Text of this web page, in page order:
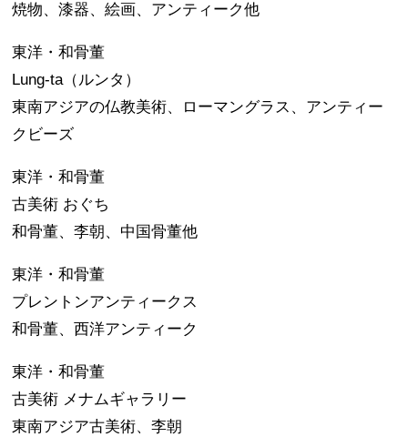
焼物、漆器、絵画、アンティーク他
東洋・和骨董
Lung-ta（ルンタ）
東南アジアの仏教美術、ローマングラス、アンティー
クビーズ
東洋・和骨董
古美術 おぐち
和骨董、李朝、中国骨董他
東洋・和骨董
プレントンアンティークス
和骨董、西洋アンティーク
東洋・和骨董
古美術 メナムギャラリー
東南アジア古美術、李朝